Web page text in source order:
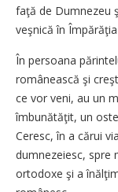
faţă de Dumnezeu
veşnică în
În persoana
românească şi
ce vor veni, au un
îmbunătăţit, un
Ceresc, în a cărui
dumnezeiesc, spre
ortodoxe şi a